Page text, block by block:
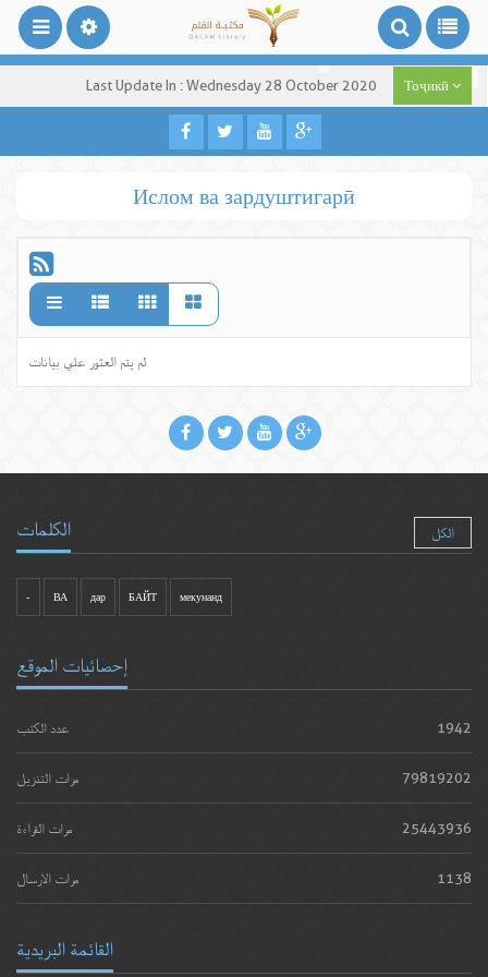
Last Update In : Wednesday 28 October 2020 Тоҷикӣ
Ислом ва зардуштигарӣ
لم يتم العثور علي بيانات
الكلمات الكل
- ВА дар БАЙТ мекунанд
إحصائيات الموقع
عدد الكتب 1942
مرات التنزيل 79819202
مرات القراءة 25443936
مرات الارسال 1138
القائمة البريدية